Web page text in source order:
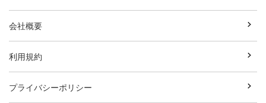
会社概要
利用規約
プライバシーポリシー